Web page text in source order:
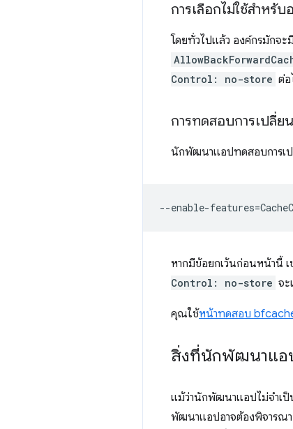
การเลือกไม่ใช้สำหรับ
โดยทั่วไปแล้ว องค์กรมักจ
Control: no-store ต่อ
การทดสอบการเปลี่ย
นักพัฒนาแอปทดสอบการเ
--enable-features=
หากมีข้อยกเว้นก่อนหน้านี้
Control: no-store จะ
คุณใช้หน้าทดสอบ
สิ่งที่นักพัฒนาแอ
แม้ว่านักพัฒนาแอปไม่จำเป็
พัฒนาแอปอาจต้องพิจารณา